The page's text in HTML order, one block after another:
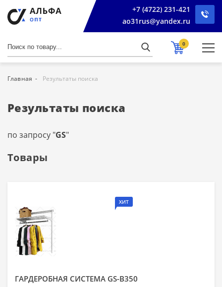
+7 (4722) 231-421
ao31rus@yandex.ru
0
Главная Результаты поиска
Результаты поиска
по запросу "GS"
Товары
ХИТ
ГАРДЕРОБНАЯ СИСТЕМА GS-В350